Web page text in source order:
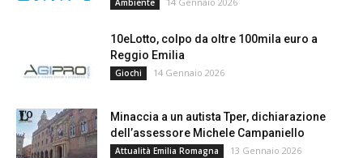
Ambiente
10eLotto, colpo da oltre 100mila euro a
Reggio Emilia
Giochi 14 Gennaio 2026
Minaccia a un autista Tper, dichiarazione
dell’assessore Michele Campaniello
Attualità Emilia Romagna 13 Gennaio 2026